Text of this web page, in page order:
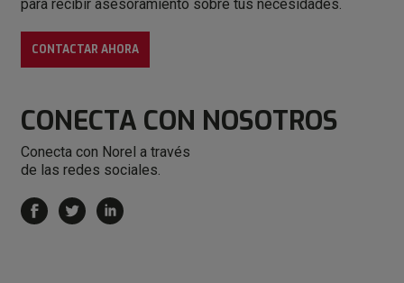
para recibir asesoramiento sobre tus necesidades.
CONTACTAR AHORA
CONECTA CON NOSOTROS
Conecta con Norel a través
de las redes sociales.